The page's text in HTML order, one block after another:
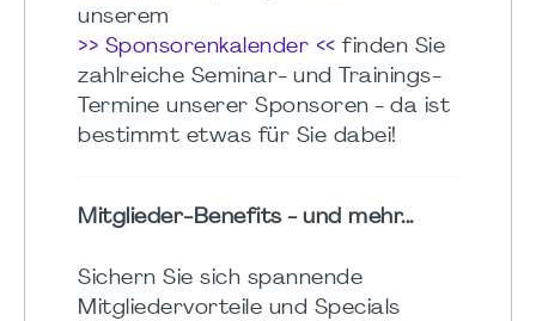
unserem
>> Sponsorenkalender << finden Sie
zahlreiche Seminar- und Trainings-
Termine unserer Sponsoren - da ist
bestimmt etwas für Sie dabei!
Mitglieder-Benefits - und mehr...
Sichern Sie sich spannende
Mitgliedervorteile und Specials